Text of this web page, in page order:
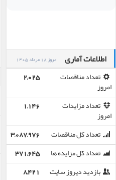
اطلاعات آماری امروز 18 مرداد 1405
تعداد مناقصات
امروز
2,025
تعداد مزایدات
امروز
1,146
تعداد کل مناقصات
3,087,976
تعداد کل مزایده ها
371,645
بازدید دیروز سایت
8,421